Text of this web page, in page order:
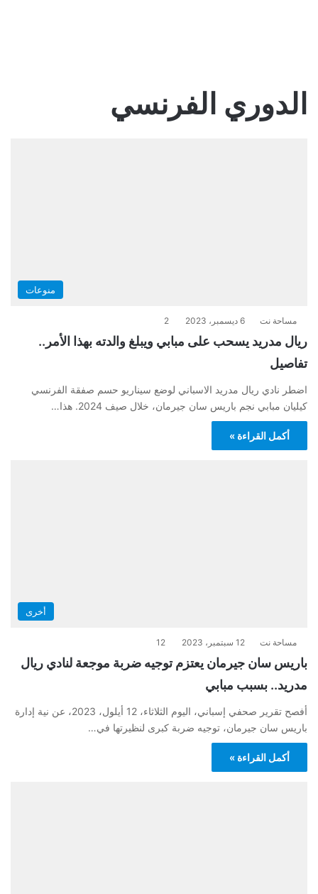
الدوري الفرنسي
منوعات
مساحة نت 6 ديسمبر، 2023 2
ريال مدريد يسحب على مبابي ويبلغ والدته بهذا الأمر..
تفاصيل
اضطر نادي ريال مدريد الاسباني لوضع سيناريو حسم صفقة الفرنسي
كيليان مبابي نجم باريس سان جيرمان، خلال صيف 2024. هذا…
أكمل القراءة »
أخرى
مساحة نت 12 سبتمبر، 2023 12
باريس سان جيرمان يعتزم توجيه ضربة موجعة لنادي ريال
مدريد.. بسبب مبابي
أفصح تقرير صحفي إسباني، اليوم الثلاثاء، 12 أيلول، 2023، عن نية إدارة
باريس سان جيرمان، توجيه ضربة كبرى لنظيرتها في…
أكمل القراءة »